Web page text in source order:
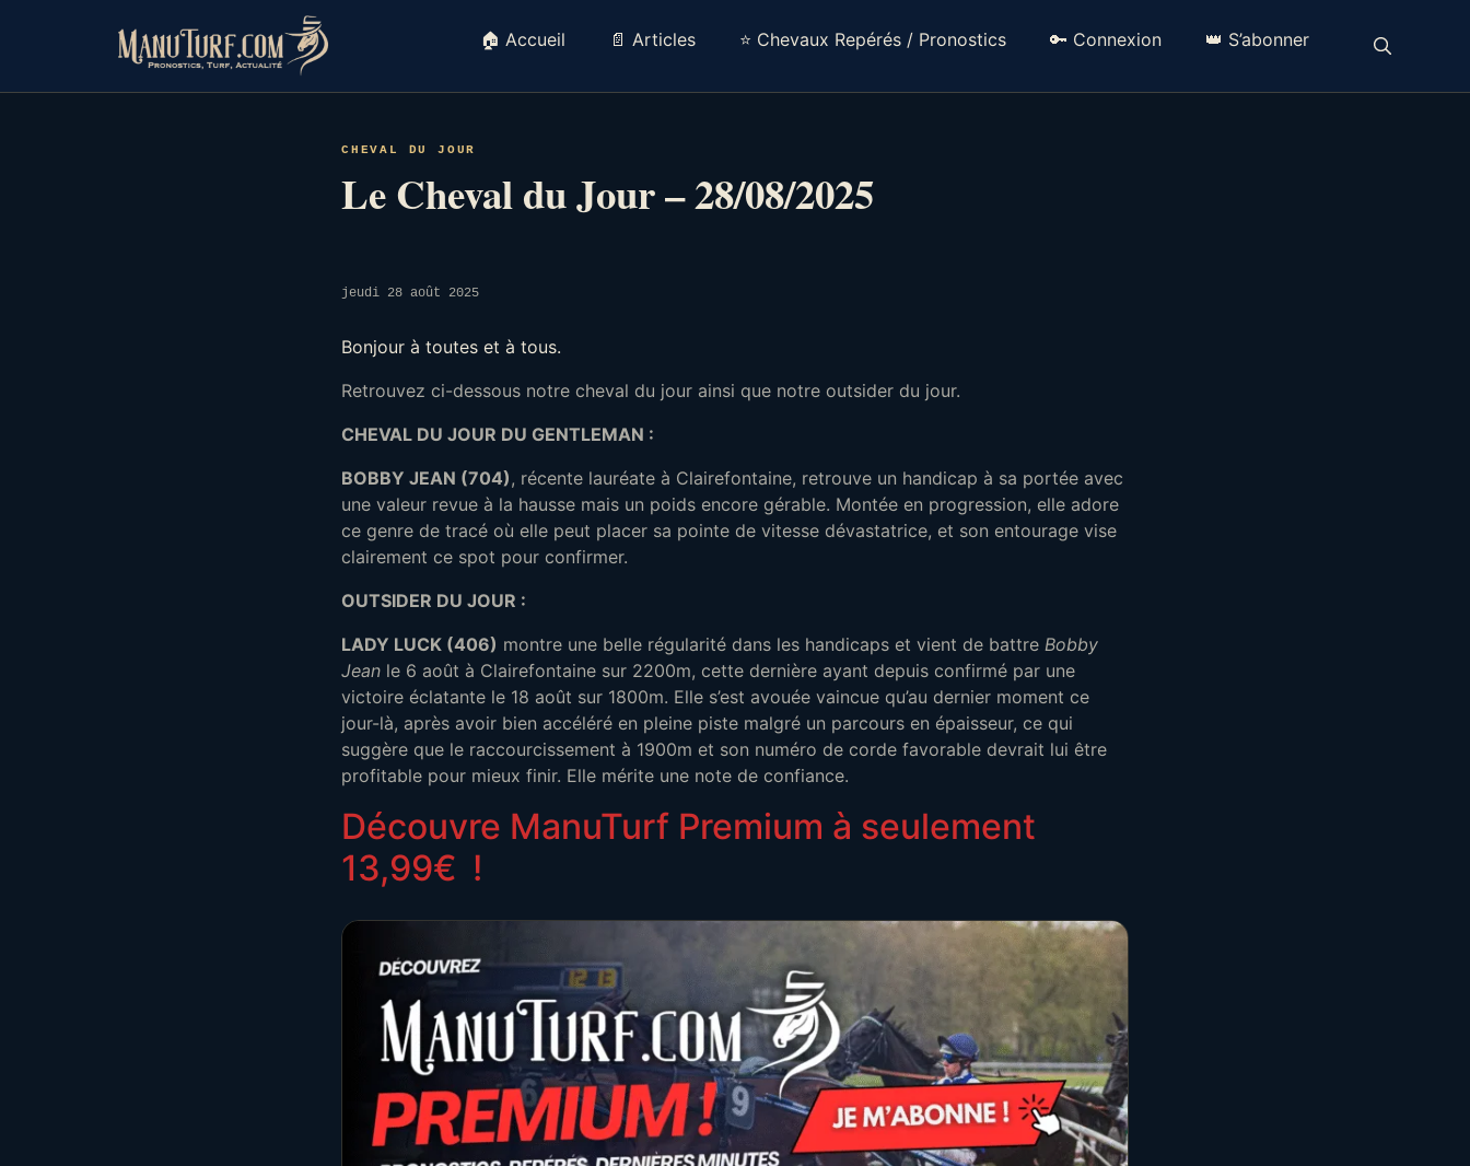
🏠 Accueil 📄 Articles ⭐ Chevaux Repérés / Pronostics 🔑 Connexion 👑 S’abonner
CHEVAL DU JOUR
Le Cheval du Jour – 28/08/2025
jeudi 28 août 2025
Bonjour à toutes et à tous.
Retrouvez ci-dessous notre cheval du jour ainsi que notre outsider du jour.
CHEVAL DU JOUR DU GENTLEMAN :
BOBBY JEAN (704), récente lauréate à Clairefontaine, retrouve un handicap à sa portée avec
une valeur revue à la hausse mais un poids encore gérable. Montée en progression, elle adore
ce genre de tracé où elle peut placer sa pointe de vitesse dévastatrice, et son entourage vise
clairement ce spot pour confirmer.
OUTSIDER DU JOUR :
LADY LUCK (406) montre une belle régularité dans les handicaps et vient de battre Bobby
Jean le 6 août à Clairefontaine sur 2200m, cette dernière ayant depuis confirmé par une
victoire éclatante le 18 août sur 1800m. Elle s’est avouée vaincue qu’au dernier moment ce
jour-là, après avoir bien accéléré en pleine piste malgré un parcours en épaisseur, ce qui
suggère que le raccourcissement à 1900m et son numéro de corde favorable devrait lui être
profitable pour mieux finir. Elle mérite une note de confiance.
Découvre ManuTurf Premium à seulement
13,99€ !